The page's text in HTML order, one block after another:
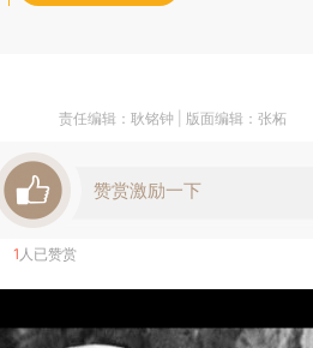
责任编辑：耿铭钟 | 版面编辑：张柘
赞赏激励一下
1 人已赞赏